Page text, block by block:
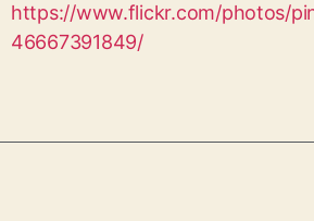
https://www.flickr.com/photos/
46667391849/